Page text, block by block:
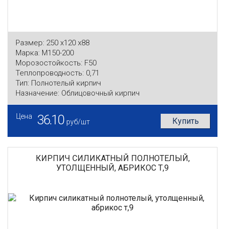
Размер: 250 x120 x88
Марка: М150-200
Морозостойкость: F50
Теплопроводность: 0,71
Тип: Полнотелый кирпич
Назначение: Облицовочный кирпич
Цена 36.10 руб/шт Купить
КИРПИЧ СИЛИКАТНЫЙ ПОЛНОТЕЛЫЙ,
УТОЛЩЕННЫЙ, АБРИКОС Т,9